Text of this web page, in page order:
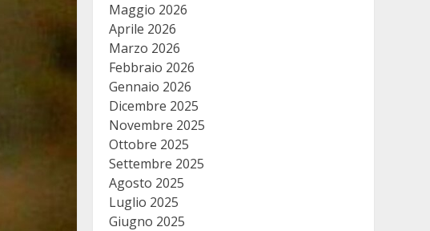
Maggio 2026
Aprile 2026
Marzo 2026
Febbraio 2026
Gennaio 2026
Dicembre 2025
Novembre 2025
Ottobre 2025
Settembre 2025
Agosto 2025
Luglio 2025
Giugno 2025